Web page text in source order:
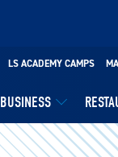
BUSINESS
LS ACADEMY CAMPS